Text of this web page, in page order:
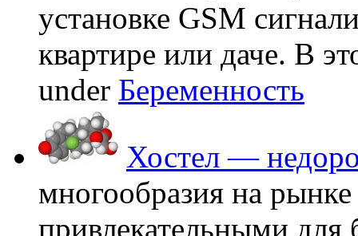
установке GSM
квартире или даче. В
under Беременность
Хостел —
многообразия на
привлекательными